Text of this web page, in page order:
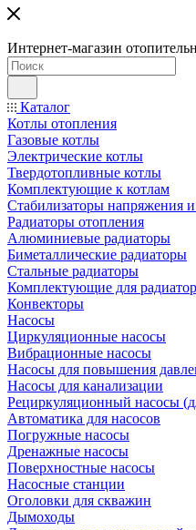
Интернет-магазин
Каталог
Котлы отопления
Газовые котлы
Электрические котлы
Твердотопливные котлы
Комплектующие к котлам
Стабилизаторы напряжения
Радиаторы отопления
Алюминиевые радиаторы
Биметаллические радиаторы
Стальные радиаторы
Комплектующие для
Конвекторы
Насосы
Циркуляционные насосы
Вибрационные насосы
Насосы для повышения
Насосы для канализации
Рециркуляционный насосы
Автоматика для насосов
Погружные насосы
Дренажные насосы
Поверхностные насосы
Насосные станции
Оголовки для скважин
Дымоходы